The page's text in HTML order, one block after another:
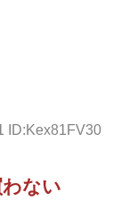
ID:Kex81FV30
ない